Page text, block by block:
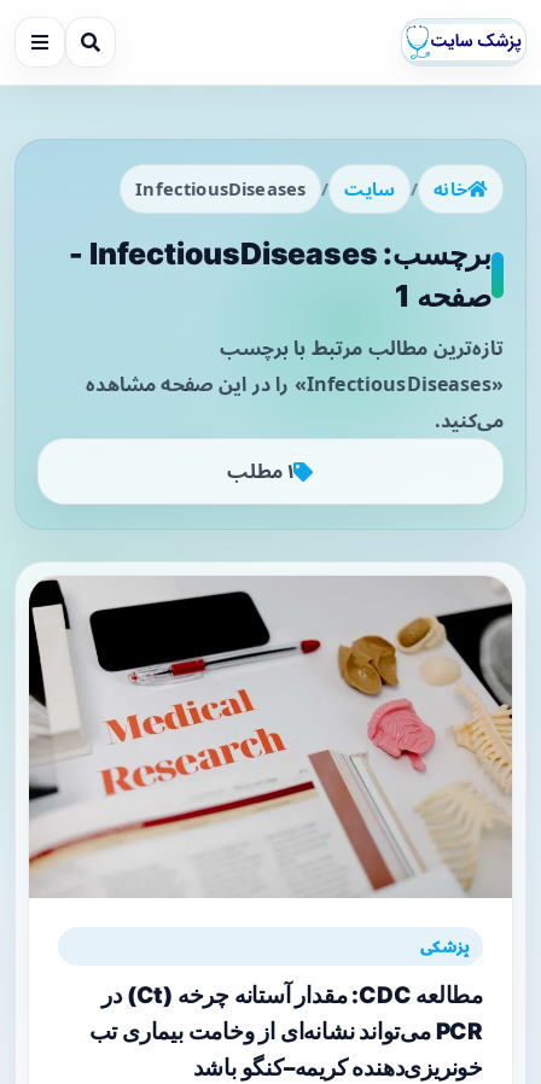
خانه / سایت /
InfectiousDiseases
برچسب: InfectiousDiseases -
صفحه 1
تازه‌ترین مطالب مرتبط با برچسب
«InfectiousDiseases» را در این صفحه مشاهده
می‌کنید.
۱ مطلب
پزشکی
مطالعه CDC: مقدار آستانه چرخه (Ct) در
PCR می‌تواند نشانه‌ای از وخامت بیماری تب
خونریزی‌دهنده کریمه–کنگو باشد